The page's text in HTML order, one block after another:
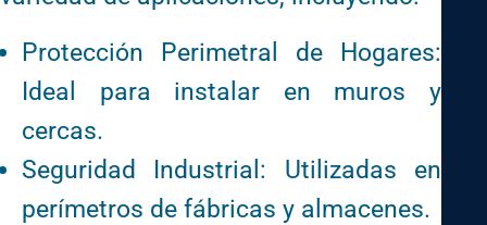
Protección Perimetral de Hogares:
Ideal para instalar en muros y
cercas.
Seguridad Industrial: Utilizadas en
perímetros de fábricas y almacenes.